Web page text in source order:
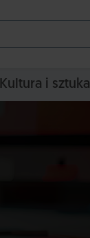
Kultura i sztuka